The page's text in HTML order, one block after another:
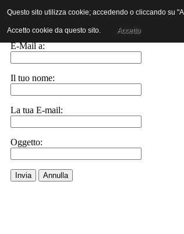
Invia ad un amico.
E-Mail a:
Il tuo nome:
La tua E-mail:
Oggetto:
Invia Annulla
Questo sito utilizza cookie; accedendo o cliccando su
Accetto cookie da questo sito. Accetto